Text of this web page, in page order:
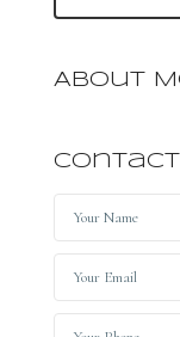
About
Contact